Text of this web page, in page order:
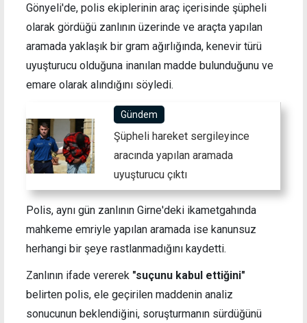
Gönyeli'de, polis ekiplerinin araç içerisinde şüpheli
olarak gördüğü zanlının üzerinde ve araçta yapılan
aramada yaklaşık bir gram ağırlığında, kenevir türü
uyuşturucu olduğuna inanılan madde bulunduğunu ve
emare olarak alındığını söyledi.
Gündem
Şüpheli hareket sergileyince
aracında yapılan aramada
uyuşturucu çıktı
Polis, aynı gün zanlının Girne'deki ikametgahında
mahkeme emriyle yapılan aramada ise kanunsuz
herhangi bir şeye rastlanmadığını kaydetti.
Zanlının ifade vererek "suçunu kabul ettiğini"
belirten polis, ele geçirilen maddenin analiz
sonucunun beklendiğini, soruşturmanın sürdüğünü